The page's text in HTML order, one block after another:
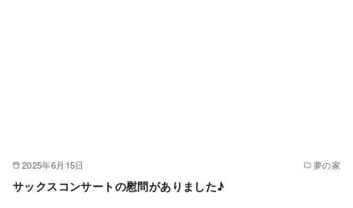
2025年6月15日 夢の家
サックスコンサートの慰問がありました♪